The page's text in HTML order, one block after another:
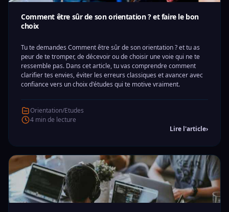
Comment être sûr de son orientation ? et faire le bon
choix
Tu te demandes Comment être sûr de son orientation ? et tu as
peur de te tromper, de décevoir ou de choisir une voie qui ne te
ressemble pas. Dans cet article, tu vas comprendre comment
clarifier tes envies, éviter les erreurs classiques et avancer avec
confiance vers un choix d'études qui te motive vraiment.
Orientation/Etudes
4 min de lecture
Lire l'article›